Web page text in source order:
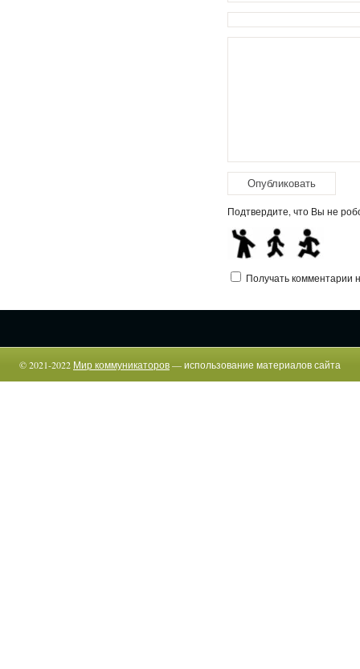
Подтвердите, что Вы не
Получать комментарии
© 2021-2022 Мир коммуникаторов— использование материалов сайта